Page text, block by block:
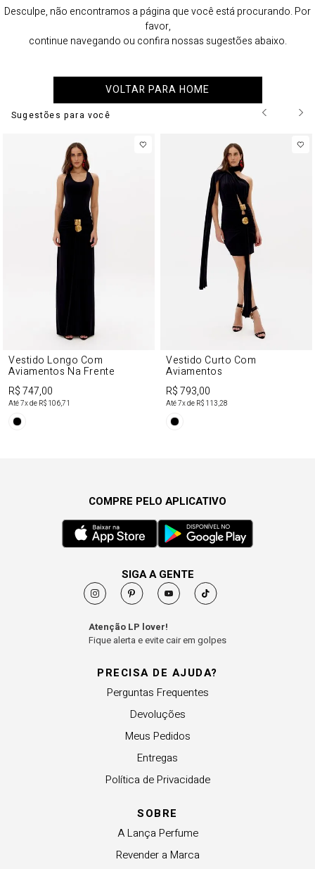
Desculpe, não encontramos a página que você está procurando. Por
favor,
continue navegando ou confira nossas sugestões abaixo.
VOLTAR PARA HOME
Sugestões para você
Vestido Longo Com
Aviamentos Na Frente
R$ 747,00
Até7x de R$ 106,71
Vestido Curto Com
Aviamentos
R$ 793,00
Até7x de R$ 113,28
PRECISA DE AJUDA?
Perguntas Frequentes
Devoluções
Meus Pedidos
Entregas
Política de Privacidade
SOBRE
A Lança Perfume
Revender a Marca
COMPRE PELO APLICATIVO
SIGA A GENTE
Atenção LP lover!
Fique alerta e evite cair em golpes